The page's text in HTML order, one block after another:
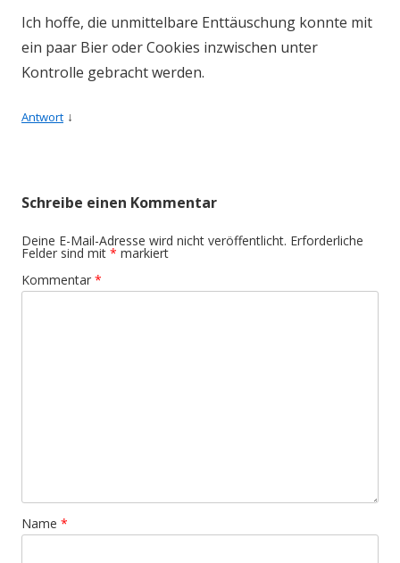
Ich hoffe, die unmittelbare Enttäuschung konnte mit
ein paar Bier oder Cookies inzwischen unter
Kontrolle gebracht werden.
Antwort ↓
Schreibe einen Kommentar
Deine E-Mail-Adresse wird nicht veröffentlicht. Erforderliche
Felder sind mit * markiert
Kommentar *
Name *